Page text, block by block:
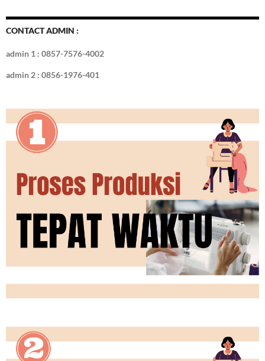
CONTACT ADMIN :
admin 1 : 0857-7576-4002
admin 2 : 0856-1976-401